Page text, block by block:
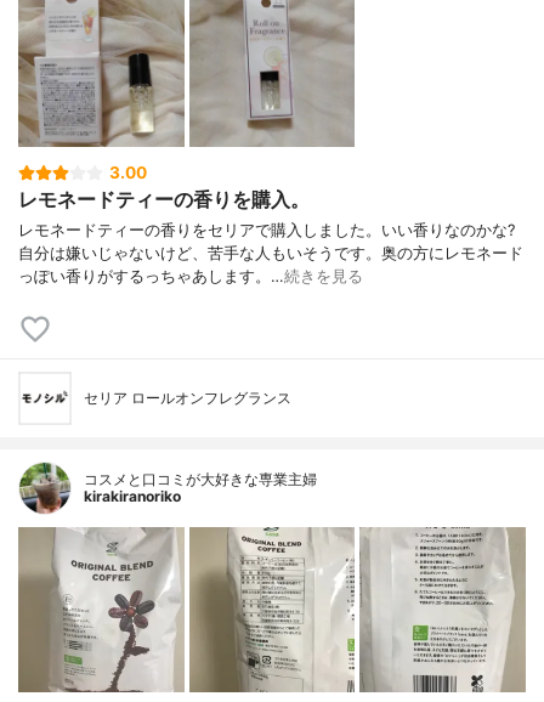
3.00
レモネードティーの香りを購入。
レモネードティーの香りをセリアで購入しました。いい香りなのかな?
自分は嫌いじゃないけど、苦手な人もいそうです。奥の方にレモネード
っぽい香りがするっちゃあします。…続きを見る
セリア ロールオンフレグランス
コスメと口コミが大好きな専業主婦
kirakiranoriko